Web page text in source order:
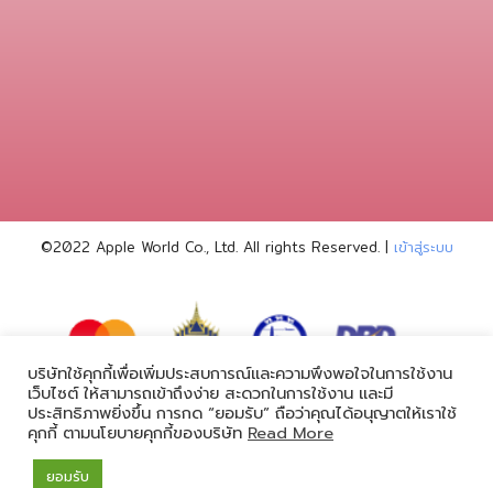
©2022 Apple World Co., Ltd. All rights Reserved. | เข้าสู่ระบบ
powered by
บริษัทใช้คุกกี้เพื่อเพิ่มประสบการณ์และความพึงพอใจในการใช้งาน
เว็บไซต์ ให้สามารถเข้าถึงง่าย สะดวกในการใช้งาน และมี
ประสิทธิภาพยิ่งขึ้น การกด “ยอมรับ” ถือว่าคุณได้อนุญาตให้เราใช้
คุกกี้ ตามนโยบายคุกกี้ของบริษัท Read More
ยอมรับ